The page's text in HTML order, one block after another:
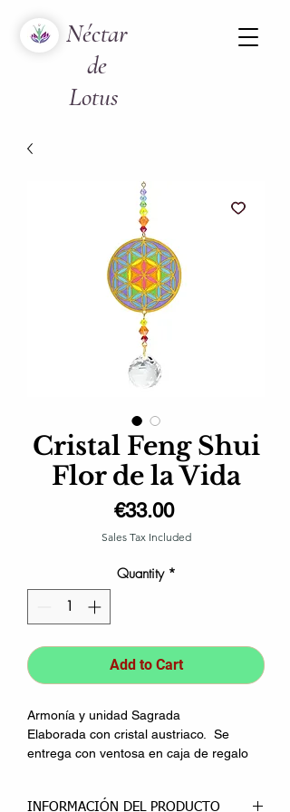
Néctar
de
Lotus
Cristal Feng Shui
Flor de la Vida
€33.00Price
Sales Tax Included
Quantity *
Add to Cart
Armonía y unidad Sagrada
Elaborada con cristal austriaco. Se
entrega con ventosa en caja de regalo
INFORMACIÓN DEL PRODUCTO